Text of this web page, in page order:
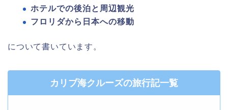
ホテルでの後泊と周辺観光
フロリダから日本への移動
について書いています。
カリブ海クルーズの旅行記一覧